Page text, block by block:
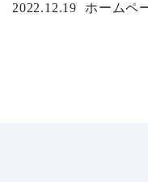
2022.12.19 ホームペ